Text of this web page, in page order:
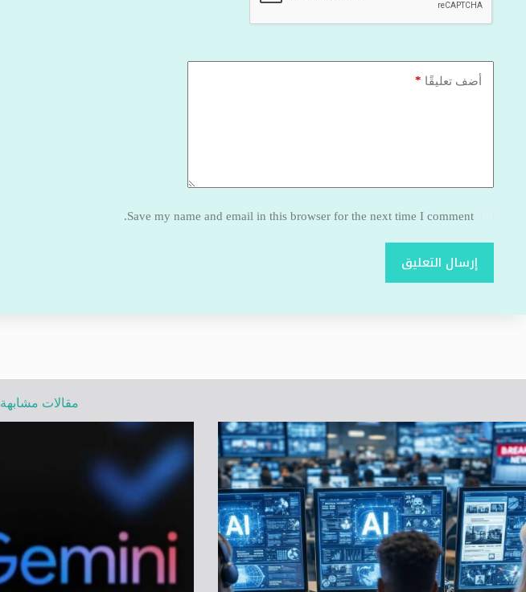
أضف تعليقًا *
Save my name and email in this browser for the next time I comment.
إرسال التعليق
مقالات مشابهة